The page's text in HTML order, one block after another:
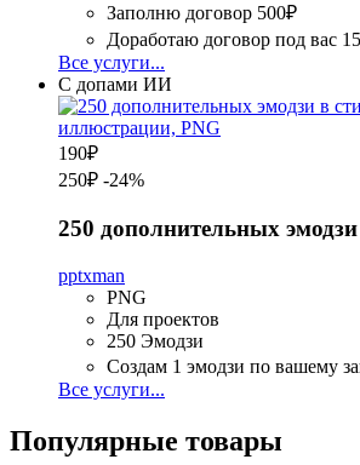
Заполню договор 500₽
Доработаю договор под вас
Все услуги...
С допами ИИ
190₽
250₽ -24%
250 дополнительных
pptxman
PNG
Для проектов
250 Эмодзи
Создам 1 эмодзи по вашему
Все услуги...
Популярные товары